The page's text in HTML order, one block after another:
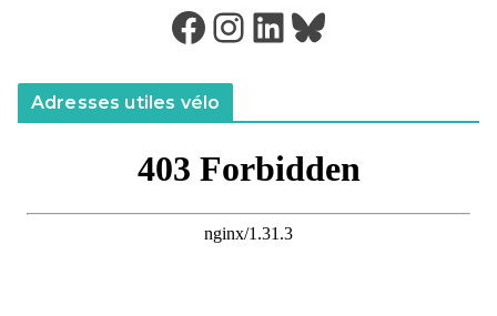
Facebook Instagram LinkedIn Bluesky
Adresses utiles vélo